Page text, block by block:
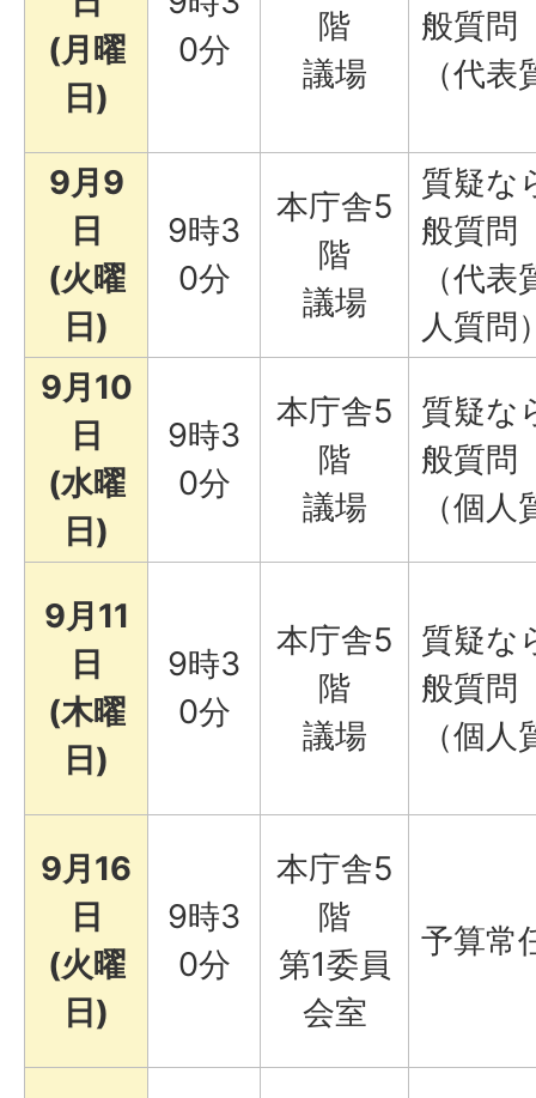
(月曜
日)
0分
階
議場
般質問
（代
9月9
日
(火曜
日)
9時3
0分
本庁舎5
階
議場
質疑な
般質問
（代
人質問
9月10
日
(水曜
日)
9時3
0分
本庁舎5
階
議場
質疑な
般質問
（個
9月11
日
(木曜
日)
9時3
0分
本庁舎5
階
議場
質疑な
般質問
（個
9月16
日
(火曜
日)
9時3
0分
本庁舎5
階
第1委員
会室
予算常